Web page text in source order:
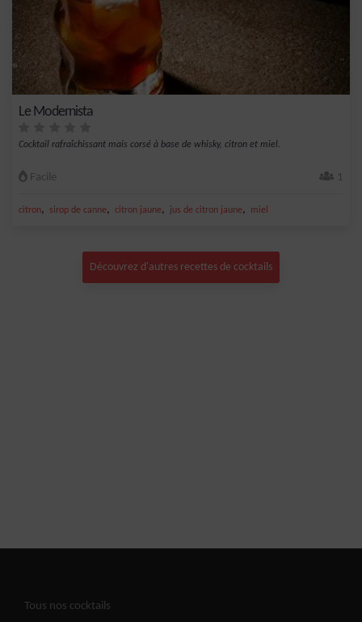
Le Modernista
Cocktail rafraîchissant mais corsé à base de whisky, citron et miel.
Facile 1
citron, sirop de canne, citron jaune, jus de citron jaune, miel
Découvrez d'autres recettes de cocktails
Tous nos cocktails